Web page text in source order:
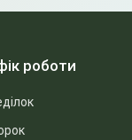
роботи